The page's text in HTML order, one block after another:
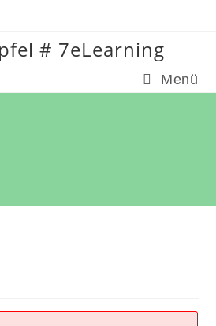
# 7eLearning
Menü